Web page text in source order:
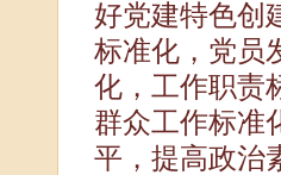
好党建特色创
标准化，党员
化，工作职责
群众工作标准
平，提高政治